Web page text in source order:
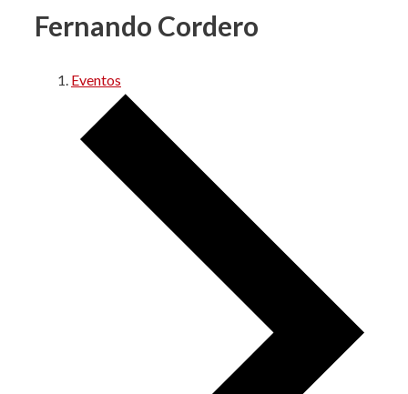
Fernando Cordero
Eventos